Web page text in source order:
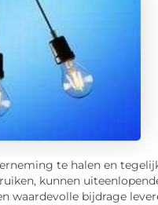
te halen en
kunnen
waardevolle bijdrage